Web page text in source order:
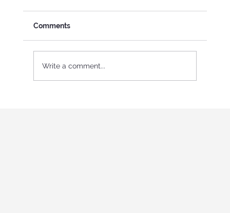
Վարդավառ Փառատոն
Comments
Write a comment...